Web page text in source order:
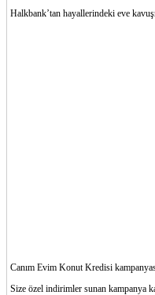
Halkbank’tan hayallerindeki eve
Canım Evim Konut Kredisi
Size özel indirimler sunan kampanya